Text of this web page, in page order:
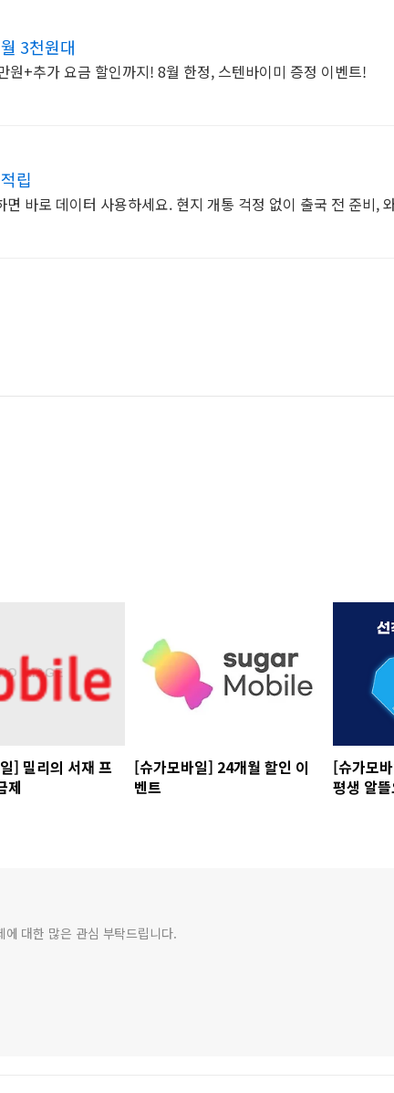
3천원대
원+추가 요금 할인까지! 8월 한정, 스텐바이미 증정 이벤트!
립
바로 데이터 사용하세요. 현지 개통 걱정 없이 출국 전 준비,
] 밀리의 서재 프
제
[슈가모바일] 24개월 할인 이
벤트
[슈가모
평생 알
대한 많은 관심 부탁드립니다.